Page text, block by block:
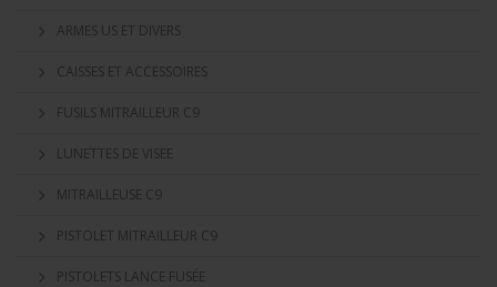
ARMES US ET DIVERS
CAISSES ET ACCESSOIRES
FUSILS MITRAILLEUR C9
LUNETTES DE VISEE
MITRAILLEUSE C9
PISTOLET MITRAILLEUR C9
PISTOLETS LANCE FUSÉE